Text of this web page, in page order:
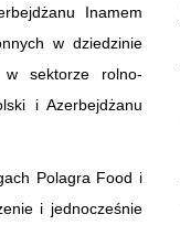
Inamem
w dziedzinie
w sektorze rolno-
i Azerbejdżanu
Polagra Food i
i jednocześnie